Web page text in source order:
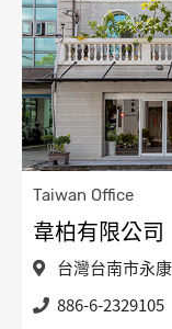
Taiwan Office
韋柏有限公司
台灣台南市永
886-6-2329105